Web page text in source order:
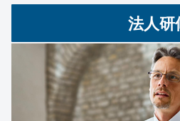
法人研